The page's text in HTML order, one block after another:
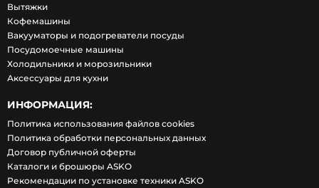
Вытяжки
Кофемашины
Вакууматоры и подогреватели посуды
Посудомоечные машины
Холодильники и морозильники
Аксессуары для кухни
ИНФОРМАЦИЯ:
Политика использования файлов cookies
Политика обработки персональных данных
Договор публичной оферты
Каталоги и брошюры ASKO
Рекомендации по установке техники ASKO